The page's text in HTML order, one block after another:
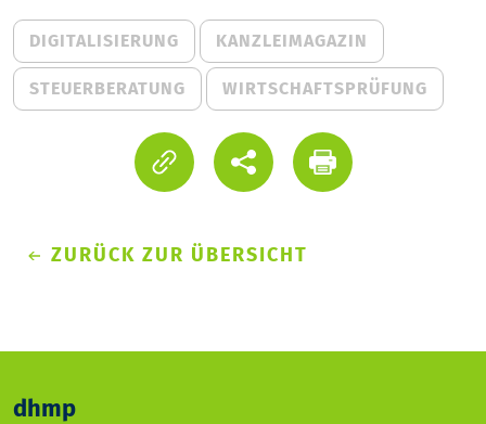
DIGITALISIERUNG KANZLEIMAGAZIN
STEUERBERATUNG WIRTSCHAFTSPRÜFUNG
ZURÜCK ZUR ÜBERSICHT
dhmp